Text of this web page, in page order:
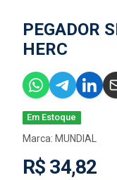
PEGADOR
HERC
Em Estoque
Marca: MUNDIAL
R$ 34,82